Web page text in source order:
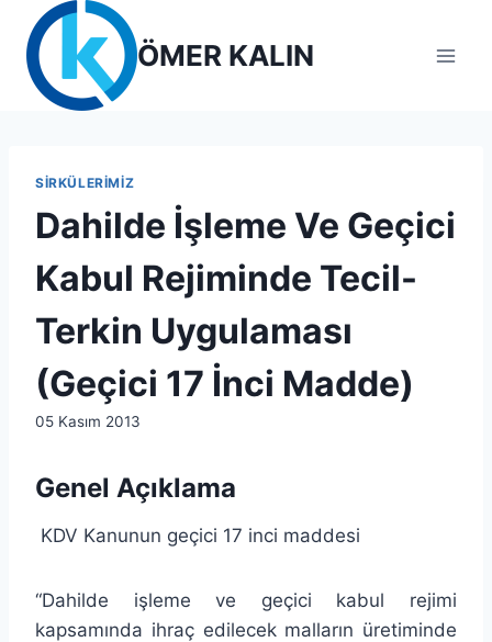
content
ÖMER KALIN
SIRKÜLERIMIZ
Dahilde İşleme Ve Geçici
Kabul Rejiminde Tecil-
Terkin Uygulaması
(Geçici 17 İnci Madde)
By
05 Kasım 2013
Genel Açıklama
KDV Kanunun geçici 17 inci maddesi
“Dahilde işleme ve geçici kabul rejimi
kapsamında ihraç edilecek malların üretiminde